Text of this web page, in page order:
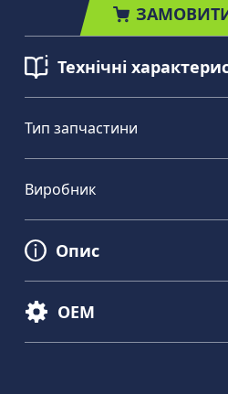
Технічні
Тип запчастини
Виробник
Опис
OEM